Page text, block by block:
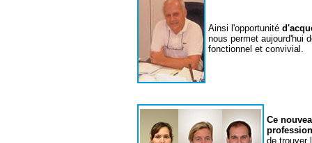
Ainsi l'opportunité
nous permet aujourd'hui
fonctionnel et convivial.
Ce
de trouver